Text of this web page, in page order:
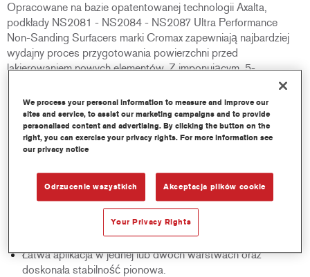
Opracowane na bazie opatentowanej technologii Axalta,
podkłady NS2081 - NS2084 - NS2087 Ultra Performance
Non-Sanding Surfacers marki Cromax zapewniają najbardziej
wydajny proces przygotowania powierzchni przed
lakierowaniem nowych elementów. Z imponującym, 5-
bazowego Cromax Pro lub Cromax Basecoat, jest idealnym
produktem dla warsztatów, które chcą poprawić wydajność
pracy.
Produkt gotowy do daleszej pracy po zaledwie 5 minutach
suszenia na powietrzu, w zależności od warunków
klimatycznych. Suszenie wymuszone nie jest konieczne.
Wysokiej jakości powłoka zapewnia doskonały połysku
warstwy nawierzchniowej.
Łatwa aplikacja w jednej lub dwóch warstwach oraz
doskonała stabilność pionowa.
We process your personal information to measure and improve our
sites and service, to assist our marketing campaigns and to provide
personalised content and advertising. By clicking the button on the
right, you can exercise your privacy rights. For more information see
our privacy notice
Odrzucenie wszystkich Akceptacja plików cookie
Your Privacy Rights